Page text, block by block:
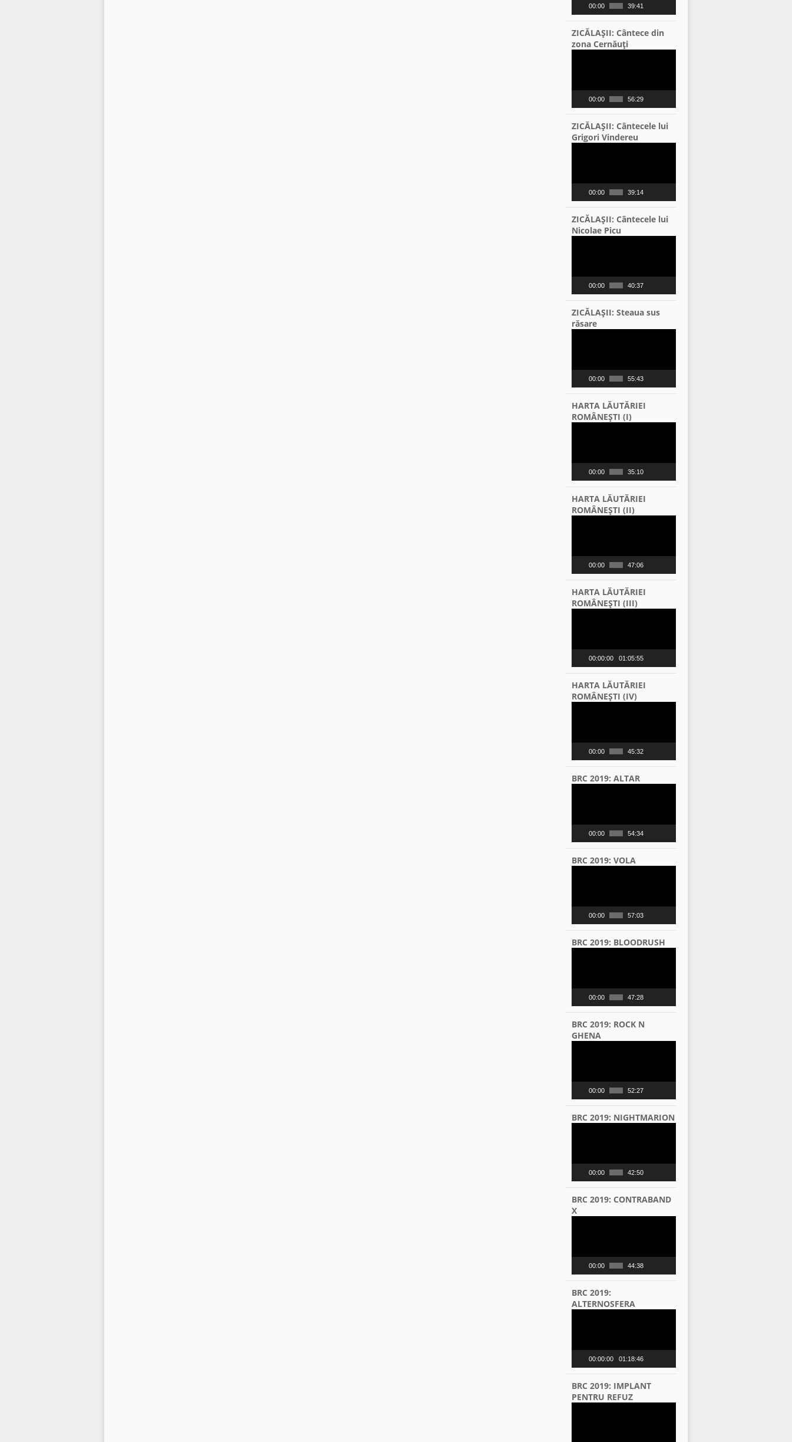
00:00 39:41
ZICĂLAŞII: Cântece din
zona Cernăuţi
00:00 56:29
ZICĂLAŞII: Cântecele lui
Grigori Vindereu
00:00 39:14
ZICĂLAŞII: Cântecele lui
Nicolae Picu
00:00 40:37
ZICĂLAŞII: Steaua sus
răsare
00:00 55:43
HARTA LĂUTĂRIEI
ROMÂNEŞTI (I)
00:00 35:10
HARTA LĂUTĂRIEI
ROMÂNEŞTI (II)
00:00 47:06
HARTA LĂUTĂRIEI
ROMÂNEŞTI (III)
00:00:00 01:05:55
HARTA LĂUTĂRIEI
ROMÂNEŞTI (IV)
00:00 45:32
BRC 2019: ALTAR
00:00 54:34
BRC 2019: VOLA
00:00 57:03
BRC 2019: BLOODRUSH
00:00 47:28
BRC 2019: ROCK N
GHENA
00:00 52:27
BRC 2019: NIGHTMARION
00:00 42:50
BRC 2019: CONTRABAND
X
00:00 44:38
BRC 2019:
ALTERNOSFERA
00:00:00 01:18:46
BRC 2019: IMPLANT
PENTRU REFUZ